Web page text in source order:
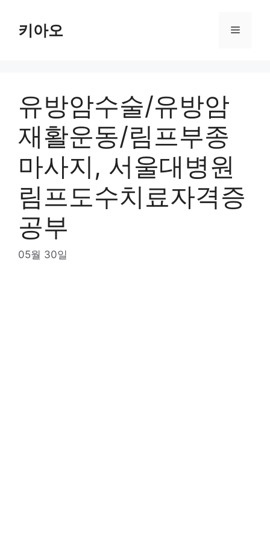
content키아오 Menu
유방암수술/유방암
재활운동/림프부종
마사지, 서울대병원
림프도수치료자격증
공부
05월 30일